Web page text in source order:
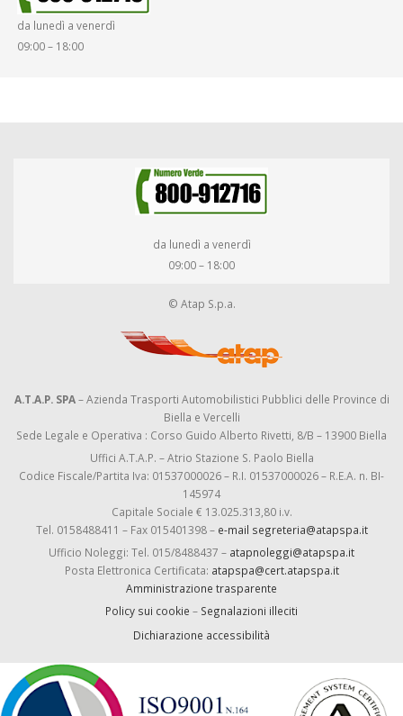
da lunedì a venerdì
09:00 – 18:00
da lunedì a venerdì
09:00 – 18:00
© Atap S.p.a.
A.T.A.P. SPA– Azienda Trasporti Automobilistici Pubblici delle Province di
Biella e Vercelli
Sede Legale e Operativa : Corso Guido Alberto Rivetti, 8/B – 13900 Biella
Uffici A.T.A.P. – Atrio Stazione S. Paolo Biella
Codice Fiscale/Partita Iva: 01537000026 – R.I. 01537000026 – R.E.A. n. BI-
145974
Capitale Sociale € 13.025.313,80 i.v.
Tel. 0158488411 – Fax 015401398 – e-mail segreteria@atapspa.it
Ufficio Noleggi: Tel. 015/8488437 – atapnoleggi@atapspa.it
Posta Elettronica Certificata: atapspa@cert.atapspa.it
Amministrazione trasparente
Policy sui cookie – Segnalazioni illeciti
Dichiarazione accessibilità